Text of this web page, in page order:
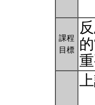
課程
目標